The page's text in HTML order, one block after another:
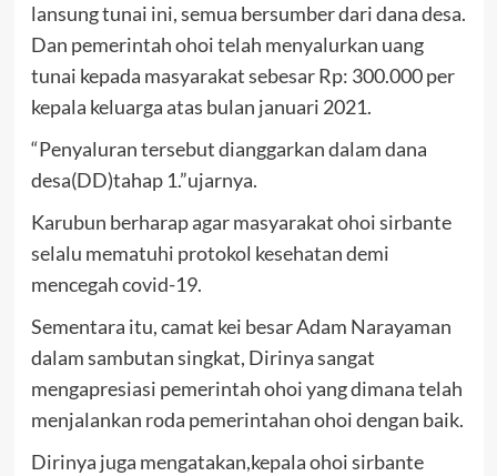
lansung tunai ini, semua bersumber dari dana desa.
Dan pemerintah ohoi telah menyalurkan uang
tunai kepada masyarakat sebesar Rp: 300.000 per
kepala keluarga atas bulan januari 2021.
“Penyaluran tersebut dianggarkan dalam dana
desa(DD)tahap 1.”ujarnya.
Karubun berharap agar masyarakat ohoi sirbante
selalu mematuhi protokol kesehatan demi
mencegah covid-19.
Sementara itu, camat kei besar Adam Narayaman
dalam sambutan singkat, Dirinya sangat
mengapresiasi pemerintah ohoi yang dimana telah
menjalankan roda pemerintahan ohoi dengan baik.
Dirinya juga mengatakan,kepala ohoi sirbante